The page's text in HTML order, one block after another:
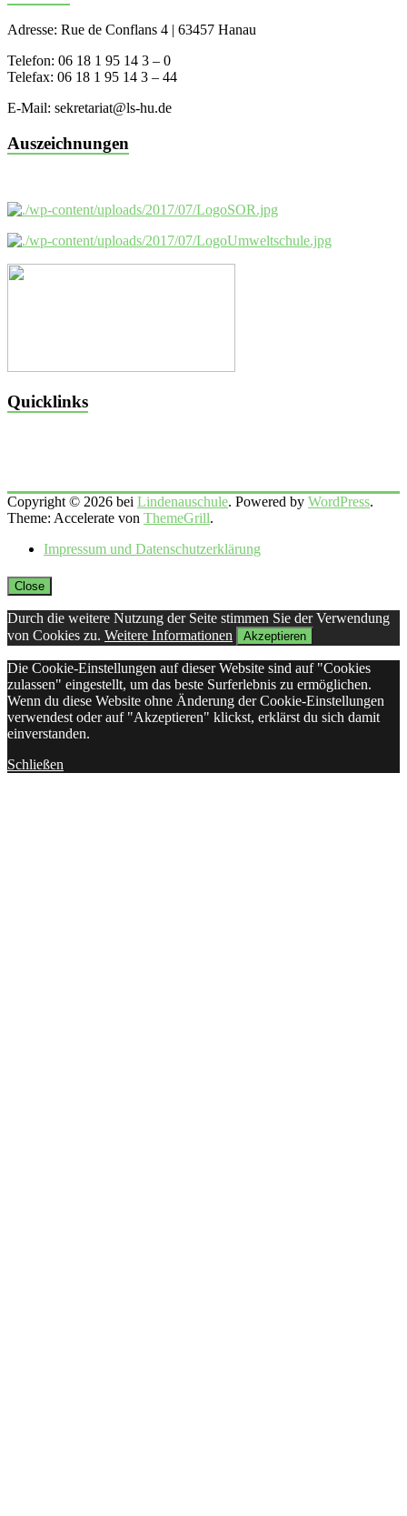
Adresse: Rue de Conflans 4 | 63457 Hanau
Telefon: 06 18 1 95 14 3 – 0
Telefax: 06 18 1 95 14 3 – 44
E-Mail: sekretariat@ls-hu.de
Auszeichnungen
Quicklinks
Copyright © 2026 bei Lindenauschule. Powered by WordPress.
Theme: Accelerate von ThemeGrill.
Impressum und Datenschutzerklärung
Close
Durch die weitere Nutzung der Seite stimmen Sie der Verwendung
von Cookies zu. Weitere Informationen Akzeptieren
Die Cookie-Einstellungen auf dieser Website sind auf "Cookies
zulassen" eingestellt, um das beste Surferlebnis zu ermöglichen.
Wenn du diese Website ohne Änderung der Cookie-Einstellungen
verwendest oder auf "Akzeptieren" klickst, erklärst du sich damit
einverstanden.
Schließen